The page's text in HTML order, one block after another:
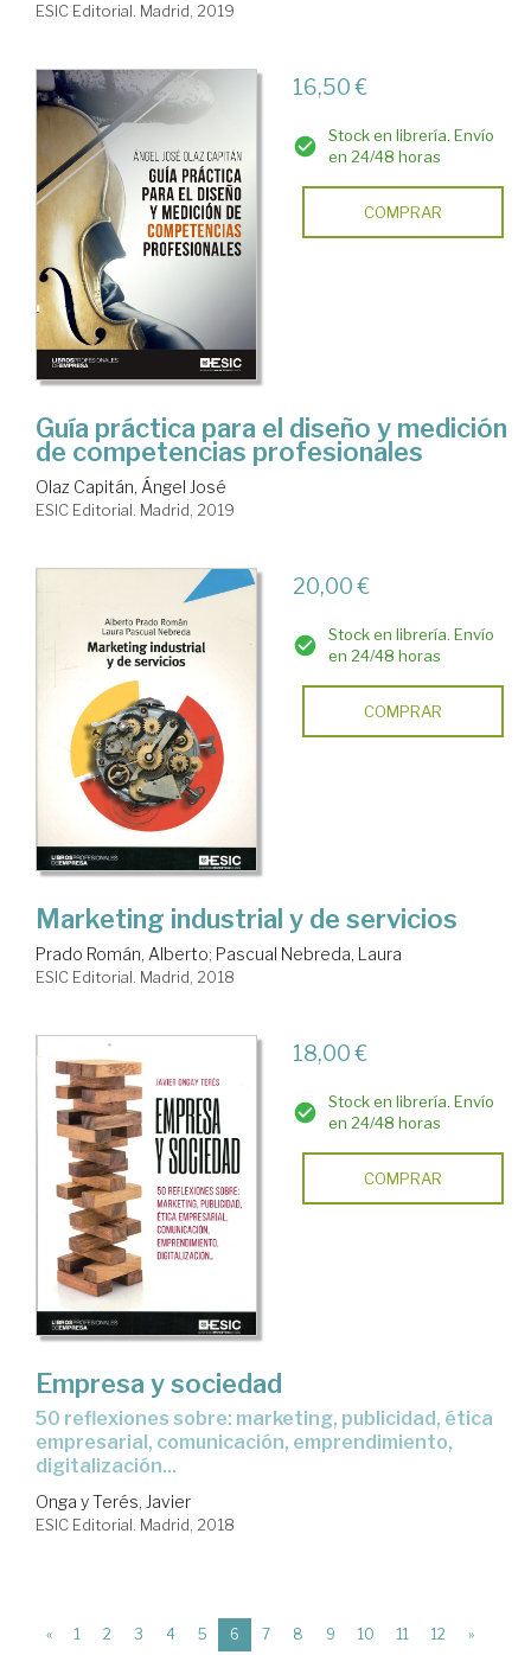
ESIC Editorial. Madrid, 2019
16,50 €
Stock en librería. Envío
en 24/48 horas
COMPRAR
Guía práctica para el diseño y medición
de competencias profesionales
Olaz Capitán, Ángel José
ESIC Editorial. Madrid, 2019
20,00 €
Stock en librería. Envío
en 24/48 horas
COMPRAR
Marketing industrial y de servicios
Prado Román, Alberto; Pascual Nebreda, Laura
ESIC Editorial. Madrid, 2018
18,00 €
Stock en librería. Envío
en 24/48 horas
COMPRAR
Empresa y sociedad
50 reflexiones sobre: marketing, publicidad, ética
empresarial, comunicación, emprendimiento,
digitalización...
Onga y Terés, Javier
ESIC Editorial. Madrid, 2018
« 1 2 3 4 5 6 (current)
7 8 9 10 11 12 »